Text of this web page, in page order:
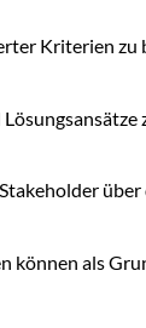
Kriterien zu
als